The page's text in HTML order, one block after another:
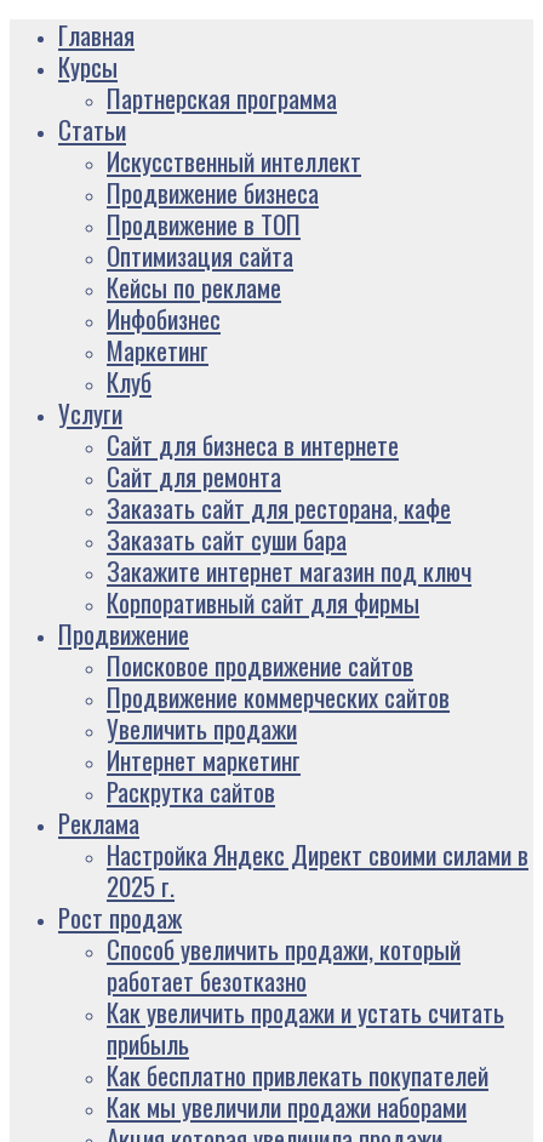
Главная
Курсы
Партнерская программа
Статьи
Искусственный интеллект
Продвижение бизнеса
Продвижение в ТОП
Оптимизация сайта
Кейсы по рекламе
Инфобизнес
Маркетинг
Клуб
Услуги
Сайт для бизнеса в интернете
Сайт для ремонта
Заказать сайт для ресторана, кафе
Заказать сайт суши бара
Закажите интернет магазин под ключ
Корпоративный сайт для фирмы
Продвижение
Поисковое продвижение сайтов
Продвижение коммерческих сайтов
Увеличить продажи
Интернет маркетинг
Раскрутка сайтов
Реклама
Настройка Яндекс Директ своими силами в
2025 г.
Рост продаж
Способ увеличить продажи, который
работает безотказно
Как увеличить продажи и устать считать
прибыль
Как бесплатно привлекать покупателей
Как мы увеличили продажи наборами